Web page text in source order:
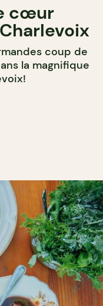
cœur
coup de
la magnifique